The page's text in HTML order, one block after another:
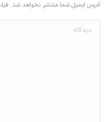
آدرس ایمیل شما منتشر نخواهد شد.
دیدگاه